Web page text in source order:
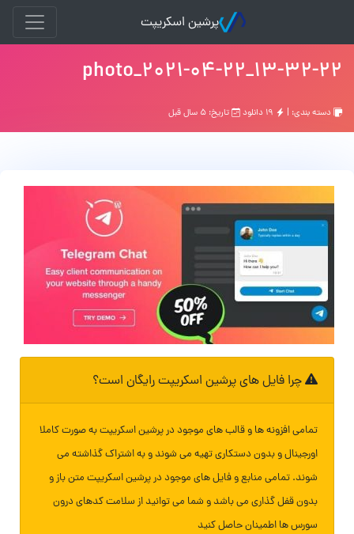
پرشین اسکریپت
photo_2021-04-22_13-32-22
دسته بندی: | تاریخ: ۵ سال قبل
چرا فایل های پرشین اسکریپت رایگان است؟
تمامی افزونه ها و قالب های موجود در پرشین اسکریپت به صورت کاملا
اورجینال و بدون دستکاری تهیه می شوند و به اشتراک گذاشته می
شوند. تمامی منابع و فایل های موجود در پرشین اسکریپت متن باز و
بدون قفل گذاری می باشد و شما می توانید از سلامت کدهای درون
سورس ها اطمینان حاصل کنید